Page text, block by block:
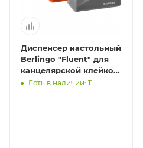
Диспенсер настольный
Berlingo "Fluent" для
канцелярской клейкой
ленты, ассорти
Есть в наличии: 11